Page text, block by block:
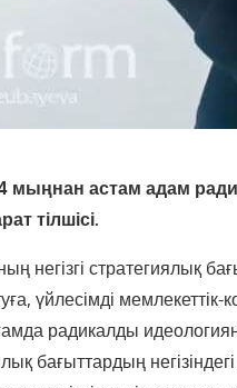
мыңнан астам адам
тілшісі.
негізгі стратегиялық
үйлесімді мемлекеттік-
радикалды
бағыттардың